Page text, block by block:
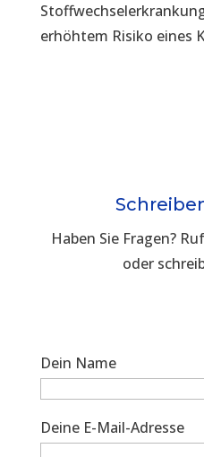
erhöhtem Risiko eines
Haben Sie Fragen?
oder
Dein Name
Deine E-Mail-Adresse